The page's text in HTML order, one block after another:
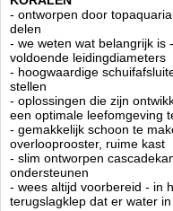
zwakke punten.
Naast het meerlaags geperst
kleinste details zoals Japans
schroeven met verhoogde
past perfect in elk interieur,
externe panelen kunt u de
elkaar halen of verplaatsen
gecombineerd esthetiek met
het gebruiksgemak!
- Verwijderbare externe
verschillende kleuren
- Volledig waterdicht met
- 20 jaar UV-bestendigheid,
- ontworpen door
delen
- we weten wat belangrijk is
voldoende leidingdiameters
- hoogwaardige
stellen
- oplossingen die zijn
een optimale leefomgeving
- gemakkelijk schoon te
overlooprooster, ruime kast
- slim ontworpen
ondersteunen
- wees altijd voorbereid - in
terugslagklep dat er water